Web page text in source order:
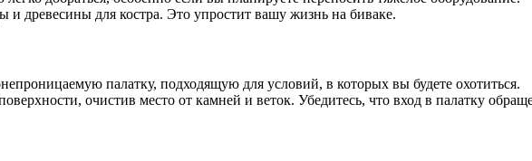
и древесины для костра. Это упростит вашу жизнь на биваке.
палатку, подходящую для условий, в которых вы будете охотиться.
очистив место от камней и веток. Убедитесь, что вход в палатку